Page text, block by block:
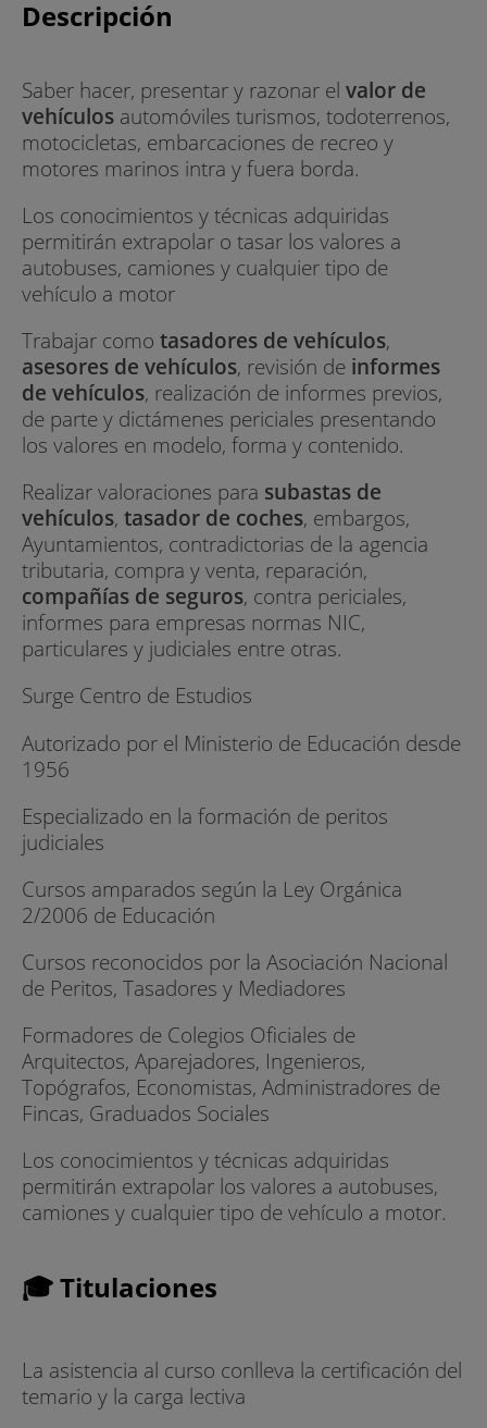
Descripción
Saber hacer, presentar y razonar el valor de
vehículos automóviles turismos, todoterrenos,
motocicletas, embarcaciones de recreo y
motores marinos intra y fuera borda.
Los conocimientos y técnicas adquiridas
permitirán extrapolar o tasar los valores a
autobuses, camiones y cualquier tipo de
vehículo a motor
Trabajar como tasadores de vehículos,
asesores de vehículos, revisión de informes
de vehículos, realización de informes previos,
de parte y dictámenes periciales presentando
los valores en modelo, forma y contenido.
Realizar valoraciones para subastas de
vehículos, tasador de coches, embargos,
Ayuntamientos, contradictorias de la agencia
tributaria, compra y venta, reparación,
compañías de seguros, contra periciales,
informes para empresas normas NIC,
particulares y judiciales entre otras.
Surge Centro de Estudios
Autorizado por el Ministerio de Educación desde
1956
Especializado en la formación de peritos
judiciales
Cursos amparados según la Ley Orgánica
2/2006 de Educación
Cursos reconocidos por la Asociación Nacional
de Peritos, Tasadores y Mediadores
Formadores de Colegios Oficiales de
Arquitectos, Aparejadores, Ingenieros,
Topógrafos, Economistas, Administradores de
Fincas, Graduados Sociales
Los conocimientos y técnicas adquiridas
permitirán extrapolar los valores a autobuses,
camiones y cualquier tipo de vehículo a motor.
🎓 Titulaciones
La asistencia al curso conlleva la certificación del
temario y la carga lectiva